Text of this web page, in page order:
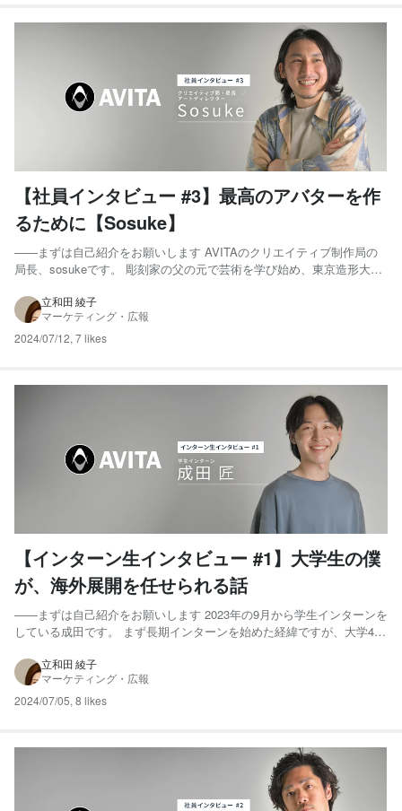
【社員インタビュー #3】最高のアバターを作
るために【Sosuke】
――まずは自己紹介をお願いします AVITAのクリエイティブ制作局の
局長、sosukeです。 彫刻家の父の元で芸術を学び始め、東京造形大学
に通いCGを学びました。 卒業後、ModelingCafeでキャラクターモデラ
ーとして働き、その後フリーランスに...
立和田 綾子
マーケティング・広報
2024/07/12, 7 likes
【インターン生インタビュー #1】大学生の僕
が、海外展開を任せられる話
――まずは自己紹介をお願いします 2023年の9月から学生インターンを
している成田です。 まず長期インターンを始めた経緯ですが、大学4年
し探求したい思いから大学院への進学を決心する中で、同世代との実務
経験の差を長期インターンでできるだけ埋めたいと思っ...
立和田 綾子
マーケティング・広報
2024/07/05,8 likes